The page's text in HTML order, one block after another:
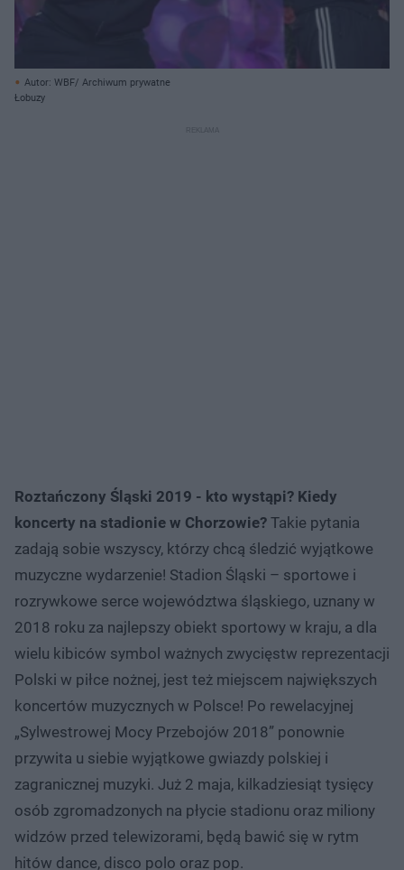
Autor: WBF/ Archiwum prywatne
Łobuzy
Roztańczony Śląski 2019 - kto wystąpi? Kiedy
koncerty na stadionie w Chorzowie? Takie pytania
zadają sobie wszyscy, którzy chcą śledzić wyjątkowe
muzyczne wydarzenie! Stadion Śląski – sportowe i
rozrywkowe serce województwa śląskiego, uznany w
2018 roku za najlepszy obiekt sportowy w kraju, a dla
wielu kibiców symbol ważnych zwycięstw reprezentacji
Polski w piłce nożnej, jest też miejscem największych
koncertów muzycznych w Polsce! Po rewelacyjnej
„Sylwestrowej Mocy Przebojów 2018” ponownie
przywita u siebie wyjątkowe gwiazdy polskiej i
zagranicznej muzyki. Już 2 maja, kilkadziesiąt tysięcy
osób zgromadzonych na płycie stadionu oraz miliony
widzów przed telewizorami, będą bawić się w rytm
hitów dance, disco polo oraz pop.